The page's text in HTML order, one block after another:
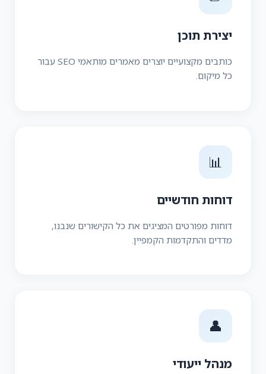
יצירת תוכן
כותבים מקצועיים יוצרים מאמרים מותאמי SEO עבור
כל מיקום.
📊
דוחות חודשיים
דוחות מפורטים המציגים את כל הקישורים שנבנו,
מדדים והתקדמות הקמפיין.
👤
מנהל ייעודי